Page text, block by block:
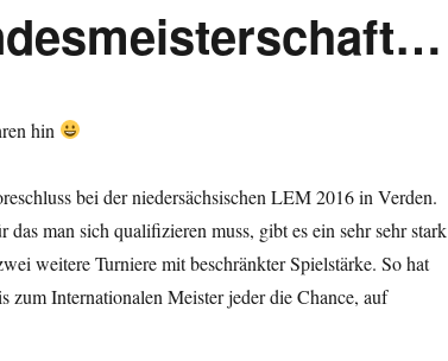
hin
bei der niedersächsischen LEM 2016 in Verden.
man sich qualifizieren muss, gibt es ein sehr sehr stark
weitere Turniere mit beschränkter Spielstärke. So hat
zum Internationalen Meister jeder die Chance, auf